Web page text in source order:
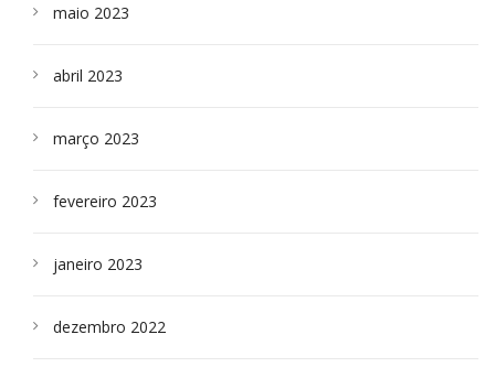
maio 2023
abril 2023
março 2023
fevereiro 2023
janeiro 2023
dezembro 2022